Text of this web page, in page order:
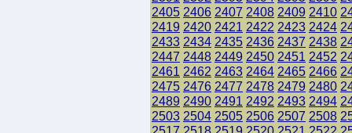
2405 2406 2407 2408 2409 2410
2419 2420 2421 2422 2423 2424
2433 2434 2435 2436 2437 2438
2447 2448 2449 2450 2451 2452
2461 2462 2463 2464 2465 2466
2475 2476 2477 2478 2479 2480
2489 2490 2491 2492 2493 2494
2503 2504 2505 2506 2507 2508